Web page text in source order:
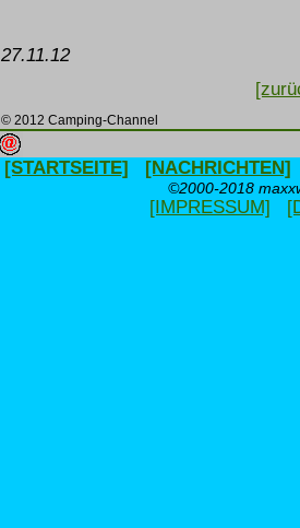
27.11.12
© 2012 Camping-Channel
[STARTSEITE] [NACHRICHTEN]
©2000-2018
[IMPRESSUM]